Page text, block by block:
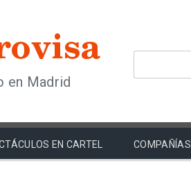
en Madrid
EN CARTEL COMPAÑÍAS